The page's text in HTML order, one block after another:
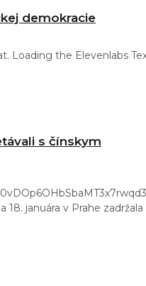
demokracie
s čínskym